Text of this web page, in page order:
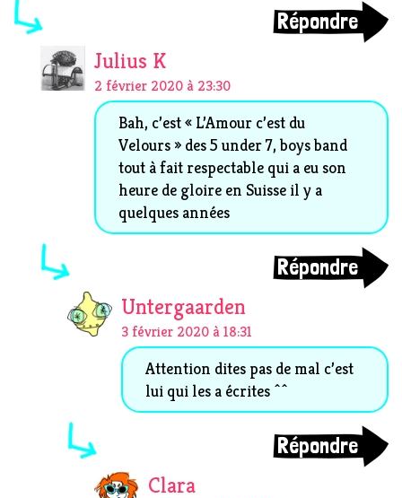
Répondre
Julius K
2 février 2020 à 23:30
Bah, c’est « L’Amour c’est du
Velours » des 5 under 7, boys band
tout à fait respectable qui a eu son
heure de gloire en Suisse il y a
quelques années
Répondre
Untergaarden
3 février 2020 à 18:31
Attention dites pas de mal c’est
lui qui les a écrites ^^
Répondre
Clara